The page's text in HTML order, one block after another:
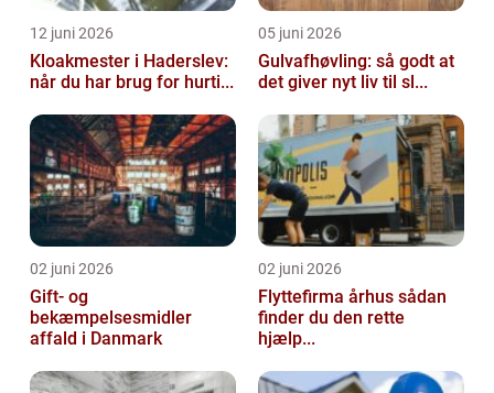
12 juni 2026
Kloakmester i Haderslev:
når du har brug for hurti...
05 juni 2026
Gulvafhøvling: så godt at
det giver nyt liv til sl...
02 juni 2026
Gift- og
bekæmpelsesmidler
affald i Danmark
02 juni 2026
Flyttefirma århus sådan
finder du den rette
hjælp...